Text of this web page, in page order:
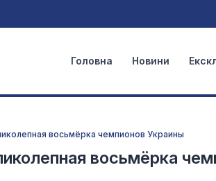
Головна Новини
восьмёрка чемпионов Украины
восьмёрка